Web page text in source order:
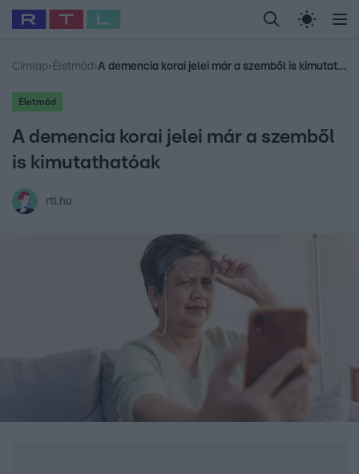
Legfrissebb RTL Híradó Randi Celeb vagyok,
Babits Marcella Most Wanted Gallusz
Címlap› Életmód › A demencia korai jelei már a szemből is kimutathatóak
Életmód
A demencia korai jelei már a szemből
is kimutathatóak
rtl.hu